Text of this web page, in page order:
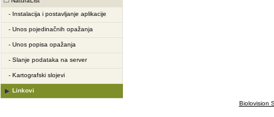
- Instalacija i postavljanje aplikacije
- Unos pojedinačnih opažanja
- Unos popisa opažanja
- Slanje podataka na server
- Kartografski slojevi
Linkovi
Biolovision